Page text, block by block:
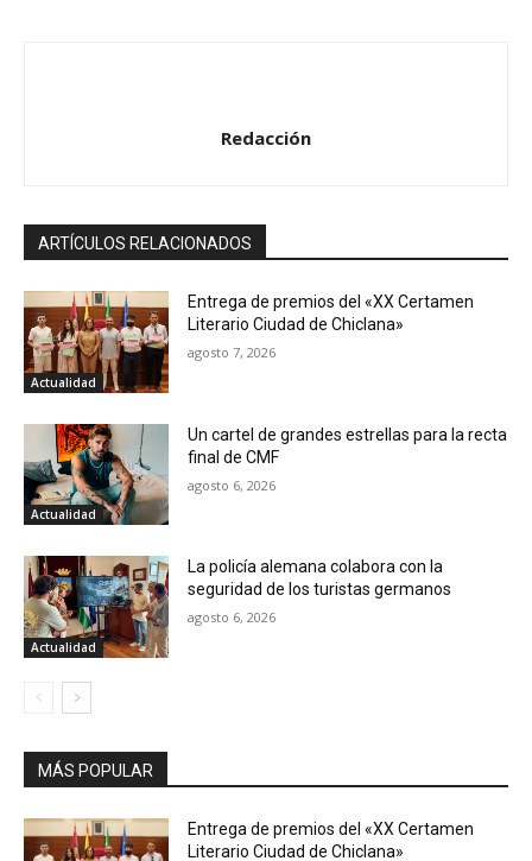
Redacción
ARTÍCULOS RELACIONADOS
Actualidad
Entrega de premios del «XX Certamen
Literario Ciudad de Chiclana»
agosto 7, 2026
Actualidad
Un cartel de grandes estrellas para la recta
final de CMF
agosto 6, 2026
Actualidad
La policía alemana colabora con la
seguridad de los turistas germanos
agosto 6, 2026
MÁS POPULAR
Entrega de premios del «XX Certamen
Literario Ciudad de Chiclana»